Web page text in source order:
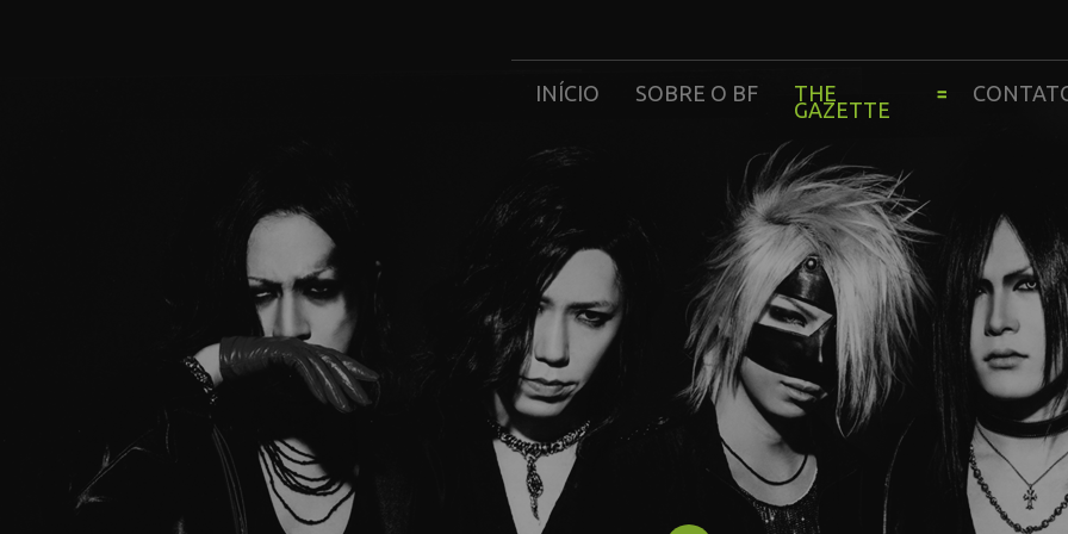
INÍCIO SOBRE O BF THE
GAZETTE